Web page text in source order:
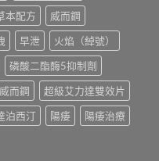
本配方
威而鋼
早泄
火焰（綽號）
磷酸二酯酶5抑制劑
而鋼
超級艾力達雙效片
泊西汀 陽痿
陽痿治療